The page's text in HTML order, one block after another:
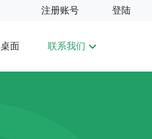
注册账号 登陆
面 联系我们